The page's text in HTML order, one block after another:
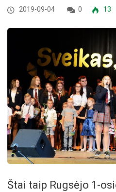
2019-09-04 0 13
Štai taip Rugsėjo 1-